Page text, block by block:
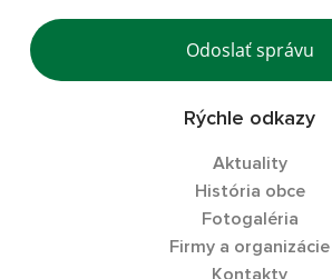
Odoslať správu
Rýchle odkazy
Aktuality
História obce
Fotogaléria
Firmy a organizácie
Kontakty